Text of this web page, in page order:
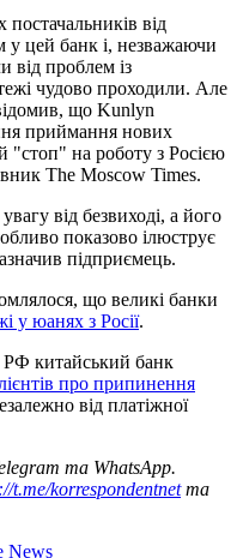
від
у цей банк і, незважаючи
від проблем із
чудово проходили. Але
що Kunlyn
приймання нових
"стоп" на роботу з Росією
The Moscow Times.
від безвиході, а його
показово ілюструє
підприємець.
що великі банки
у юанях з Росії.
РФ китайський банк
про припинення
від платіжної
та WhatsApp.
t.me/korrespondentnetта
News